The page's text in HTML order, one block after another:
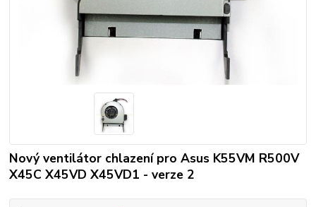
Nový ventilátor chlazení pro Asus K55VM R500V
X45C X45VD X45VD1 - verze 2